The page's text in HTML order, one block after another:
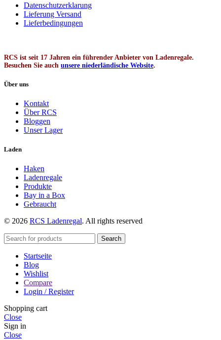
Datenschutzerklarung
Lieferung Versand
Lieferbedingungen
RCS ist seit 17 Jahren ein führender Anbieter von Ladenregale.
Besuchen Sie auch unsere niederländische Website.
Über uns
Kontakt
Über RCS
Bloggen
Unser Lager
Laden
Haken
Ladenregale
Produkte
Bay in a Box
Gebraucht
© 2026 RCS Ladenregal. All rights reserved
Search
Startseite
Blog
Wishlist
Compare
Login / Register
Shopping cart
Close
Sign in
Close